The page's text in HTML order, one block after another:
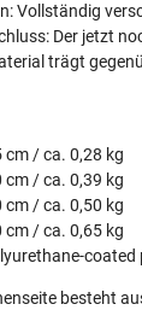
Vollständig
Der jetzt
trägt
cm / ca. 0,28 kg
cm / ca. 0,39 kg
cm / ca. 0,50 kg
cm / ca. 0,65 kg
coated
besteht